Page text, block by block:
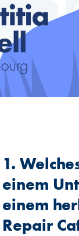
1.
einem
einem
Repair